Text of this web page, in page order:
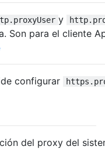
y
Son para el cliente
configurar
del proxy del